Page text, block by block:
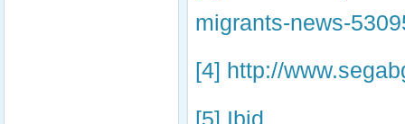
migrants-news-
[4] http://
[5] Ibid.,